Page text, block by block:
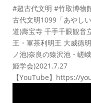
#超古代文明 #竹取博物
古代文明1099「あやし
道)壽宝寺 千手千眼観音
王・軍茶利明王 大威徳
ノ池)奈良の猿沢池・嵯
姫学会)2021.7.27
【YouTube】https://